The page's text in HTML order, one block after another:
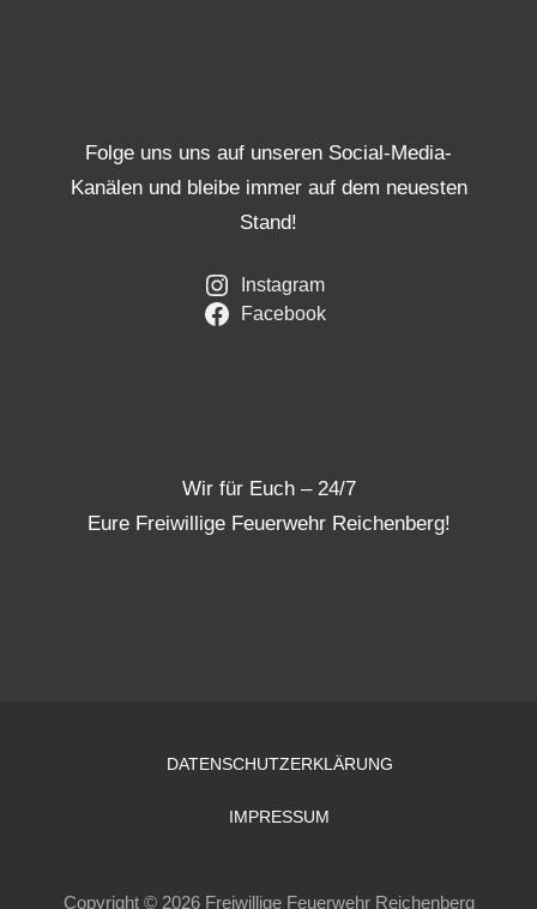
Folge uns uns auf unseren Social-Media-
Kanälen und bleibe immer auf dem neuesten
Stand!
Instagram
Facebook
Wir für Euch – 24/7
Eure Freiwillige Feuerwehr Reichenberg!
DATENSCHUTZERKLÄRUNG
IMPRESSUM
Copyright © 2026 Freiwillige Feuerwehr Reichenberg